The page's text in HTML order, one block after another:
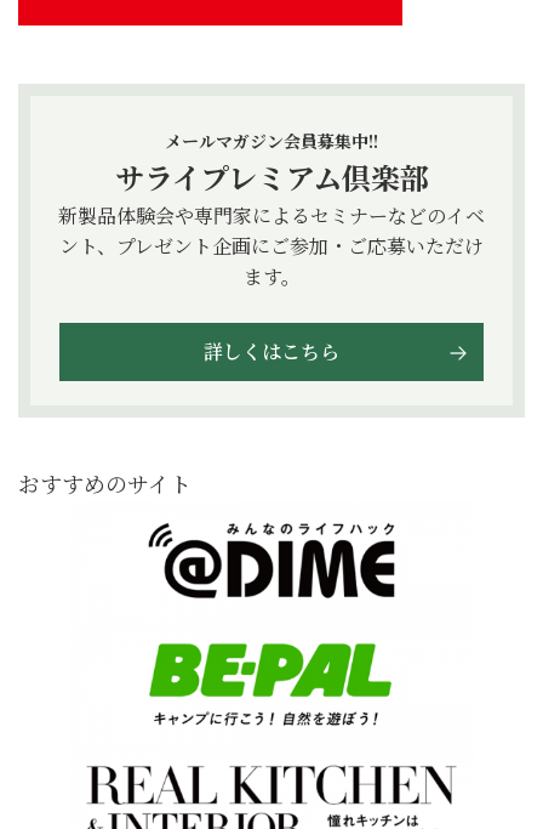
メールマガジン会員募集中!!
サライプレミアム倶楽部
新製品体験会や専門家によるセミナーなどのイベ
ント、プレゼント企画にご参加・ご応募いただけ
ます。
詳しくはこちら
おすすめのサイト